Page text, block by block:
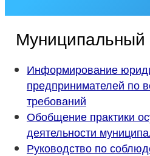
Муниципальный
Информирование
предпринимателей по
требований
Обобщение практики
деятельности
Руководство по